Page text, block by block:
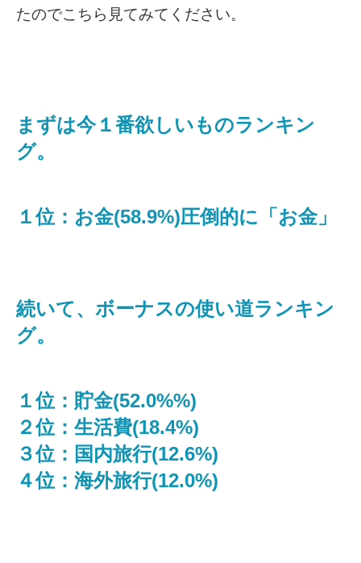
たのでこちら見てみてください。
まずは今１番欲しいものランキン
グ。
１位：お金(58.9%)圧倒的に「お金」
続いて、ボーナスの使い道ランキン
グ。
１位：貯金(52.0%%)
２位：生活費(18.4%)
３位：国内旅行(12.6%)
４位：海外旅行(12.0%)